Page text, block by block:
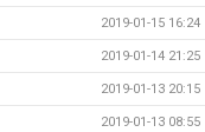
2019-01-15 16:24
2019-01-14 21:25
2019-01-13 20:15
2019-01-13 08:55